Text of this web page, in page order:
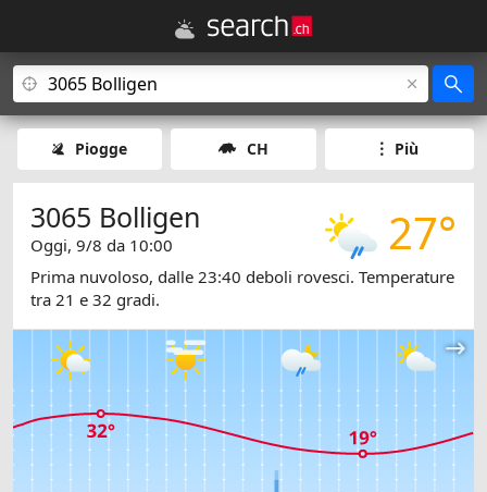
Piogge CH Più
27°
3065 Bolligen
Oggi, 9/8 da 10:00
Prima nuvoloso, dalle 23:40 deboli rovesci. Temperature
tra 21 e 32 gradi.